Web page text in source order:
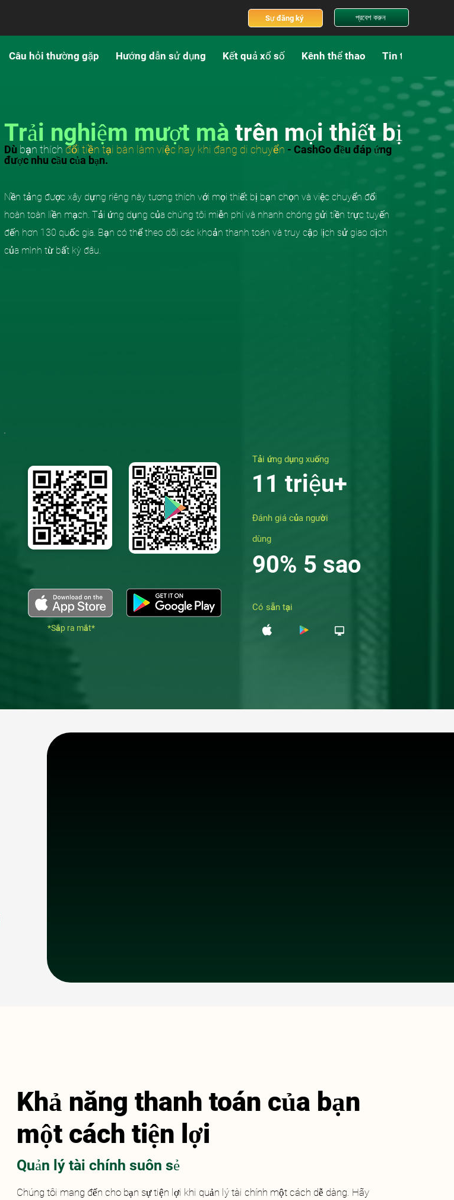
Sự đăng ký প্রবেশ করুন
Câu hỏi thường gặp Hướng dẫn sử dụng Kết quả xổ số Kênh thể thao Tin tức
Trải nghiệm mượt mà trên mọi thiết bị
Dù bạn thích đổi tiền tại bàn làm việc hay khi đang di chuyển - CashGo đều đáp ứng
được nhu cầu của bạn.
Nền tảng được xây dựng riêng này tương thích với mọi thiết bị bạn chọn và việc chuyển đổi
hoàn toàn liền mạch. Tải ứng dụng của chúng tôi miễn phí và nhanh chóng gửi tiền trực tuyến
đến hơn 130 quốc gia. Bạn có thể theo dõi các khoản thanh toán và truy cập lịch sử giao dịch
của mình từ bất kỳ đâu.
Tải ứng dụng xuống
11 triệu+
Đánh giá của người
dùng
90% 5 sao
*Sắp ra mắt*
Có sẵn tại
Khả năng thanh toán của bạn
một cách tiện lợi
Quản lý tài chính suôn sẻ
Chúng tôi mang đến cho bạn sự tiện lợi khi quản lý tài chính một cách dễ dàng. Hãy